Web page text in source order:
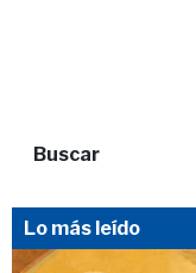
Buscar
Lo más leído